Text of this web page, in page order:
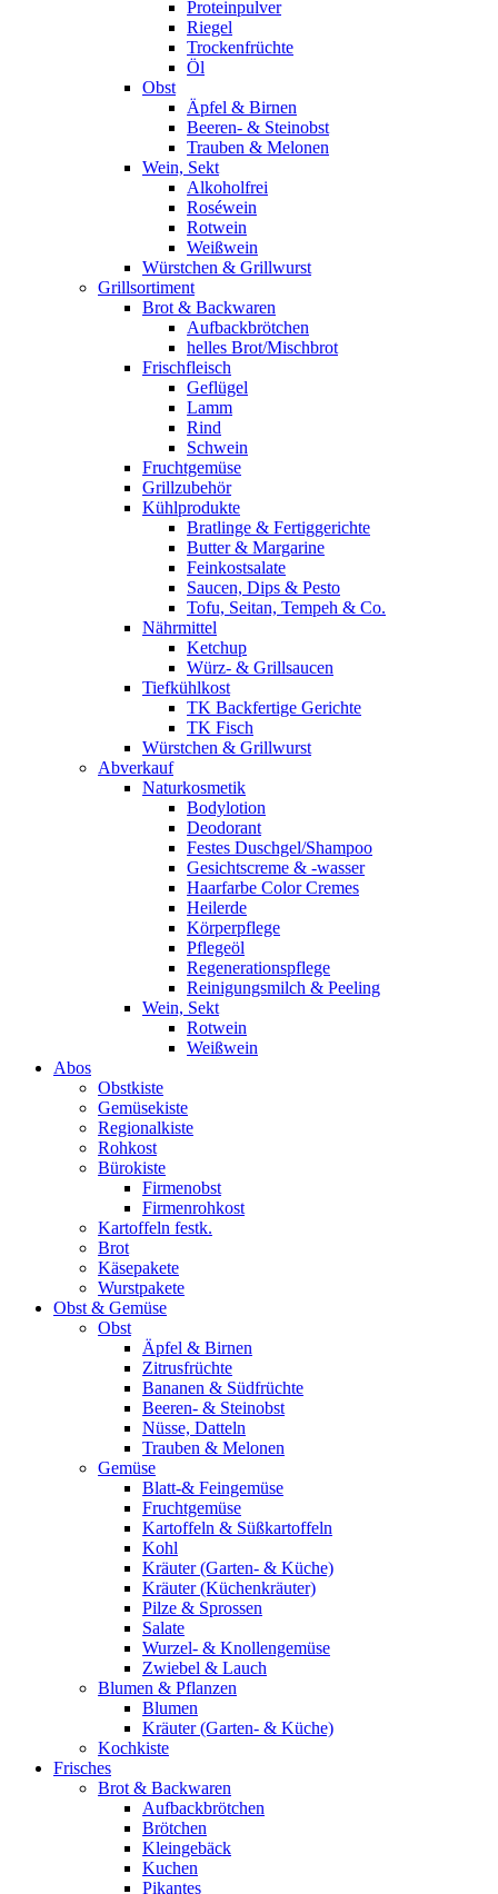
Proteinpulver
Riegel
Trockenfrüchte
Öl
Obst
Äpfel & Birnen
Beeren- & Steinobst
Trauben & Melonen
Wein, Sekt
Alkoholfrei
Roséwein
Rotwein
Weißwein
Würstchen & Grillwurst
Grillsortiment
Brot & Backwaren
Aufbackbrötchen
helles Brot/Mischbrot
Frischfleisch
Geflügel
Lamm
Rind
Schwein
Fruchtgemüse
Grillzubehör
Kühlprodukte
Bratlinge & Fertiggerichte
Butter & Margarine
Feinkostsalate
Saucen, Dips & Pesto
Tofu, Seitan, Tempeh & Co.
Nährmittel
Ketchup
Würz- & Grillsaucen
Tiefkühlkost
TK Backfertige Gerichte
TK Fisch
Würstchen & Grillwurst
Abverkauf
Naturkosmetik
Bodylotion
Deodorant
Festes Duschgel/Shampoo
Gesichtscreme & -wasser
Haarfarbe Color Cremes
Heilerde
Körperpflege
Pflegeöl
Regenerationspflege
Reinigungsmilch & Peeling
Wein, Sekt
Rotwein
Weißwein
Abos
Obstkiste
Gemüsekiste
Regionalkiste
Rohkost
Bürokiste
Firmenobst
Firmenrohkost
Kartoffeln festk.
Brot
Käsepakete
Wurstpakete
Obst & Gemüse
Obst
Äpfel & Birnen
Zitrusfrüchte
Bananen & Südfrüchte
Beeren- & Steinobst
Nüsse, Datteln
Trauben & Melonen
Gemüse
Blatt-& Feingemüse
Fruchtgemüse
Kartoffeln & Süßkartoffeln
Kohl
Kräuter (Garten- & Küche)
Kräuter (Küchenkräuter)
Pilze & Sprossen
Salate
Wurzel- & Knollengemüse
Zwiebel & Lauch
Blumen & Pflanzen
Blumen
Kräuter (Garten- & Küche)
Kochkiste
Frisches
Brot & Backwaren
Aufbackbrötchen
Brötchen
Kleingebäck
Kuchen
Pikantes